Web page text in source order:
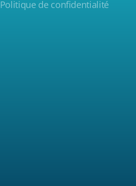
Politique de confidentialité